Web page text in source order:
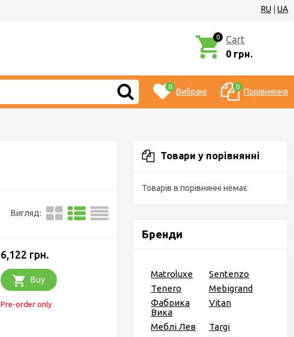
RU UA
0
Cart
0 грн.
0 Вибрані 0 Порівняння
Товари у порівнянні
Товарів в порівнянні немає
Бренди
Matroluxe
Sentenzo
Tenero
Mebigrand
Фабрика
Вика
Vitan
Меблі Лев
Targi
Вигляд:
6,122 грн.
Buy
Pre-order only